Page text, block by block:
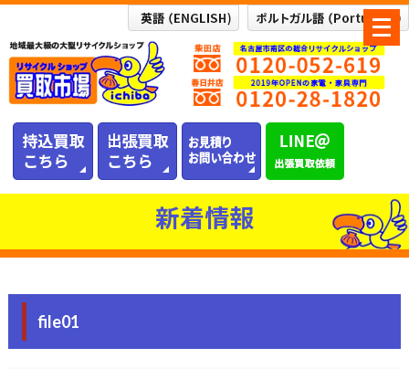
メ
ニ
ュ
ー
新着情報
file01